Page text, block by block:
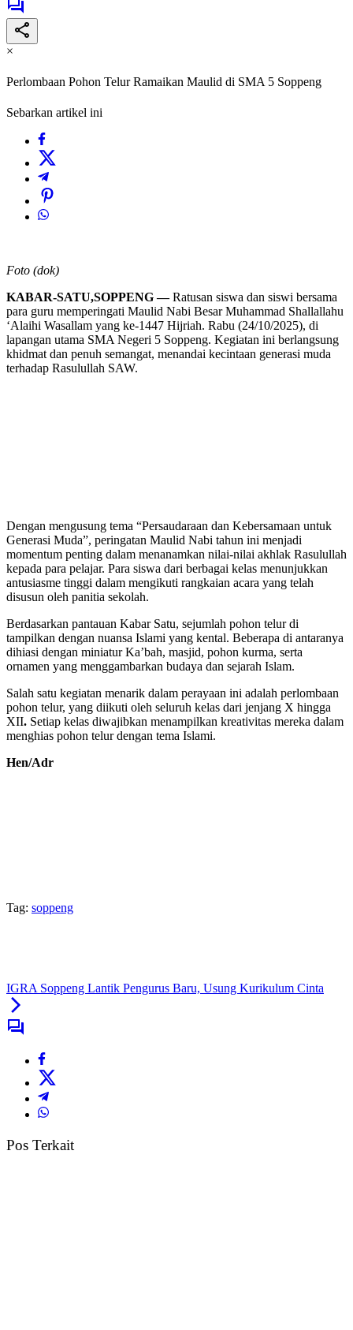
×
Perlombaan Pohon Telur Ramaikan Maulid di SMA 5 Soppeng
Sebarkan artikel ini
Foto (dok)
KABAR-SATU,SOPPENG —Ratusan siswa dan siswi bersama
para guru memperingati Maulid Nabi Besar Muhammad Shallallahu
‘Alaihi Wasallam yang ke-1447 Hijriah. Rabu (24/10/2025), di
lapangan utama SMA Negeri 5 Soppeng. Kegiatan ini berlangsung
khidmat dan penuh semangat, menandai kecintaan generasi muda
terhadap Rasulullah SAW.
Dengan mengusung tema “Persaudaraan dan Kebersamaan untuk
Generasi Muda”, peringatan Maulid Nabi tahun ini menjadi
momentum penting dalam menanamkan nilai-nilai akhlak Rasulullah
kepada para pelajar. Para siswa dari berbagai kelas menunjukkan
antusiasme tinggi dalam mengikuti rangkaian acara yang telah
disusun oleh panitia sekolah.
Berdasarkan pantauan Kabar Satu, sejumlah pohon telur di
tampilkan dengan nuansa Islami yang kental. Beberapa di antaranya
dihiasi dengan miniatur Ka’bah, masjid, pohon kurma, serta
ornamen yang menggambarkan budaya dan sejarah Islam.
Salah satu kegiatan menarik dalam perayaan ini adalah perlombaan
pohon telur, yang diikuti oleh seluruh kelas dari jenjang X hingga
XII. Setiap kelas diwajibkan menampilkan kreativitas mereka dalam
menghias pohon telur dengan tema Islami.
Hen/Adr
Tag: soppeng
IGRA Soppeng Lantik Pengurus Baru, Usung Kurikulum Cinta
Pos Terkait